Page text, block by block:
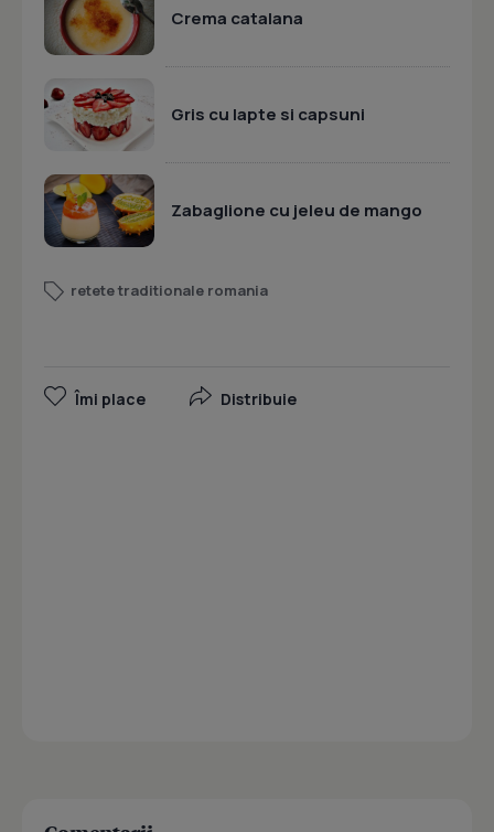
Crema catalana
Gris cu lapte si capsuni
Zabaglione cu jeleu de mango
retete traditionale romania
Îmi place Distribuie